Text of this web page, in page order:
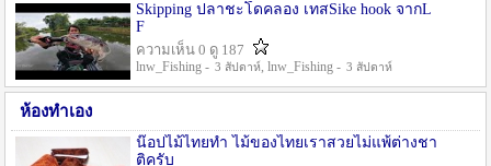
Skipping ปลาชะโดคลอง เทสSike hook จากL
F
ความเห็น 0 ดู 187
lnw_Fishing - 3 สัปดาห์, lnw_Fishing - 3 สัปดาห์
ห้องทำเอง
น๊อปไม้ไทยทำ ไม้ของไทยเราสวยไม่แพ้ต่างชา
ติครับ